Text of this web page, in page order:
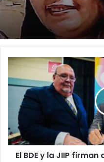
El
BDE
y
firman
acuerdo
para
la
creación
El BDE y la JIIP